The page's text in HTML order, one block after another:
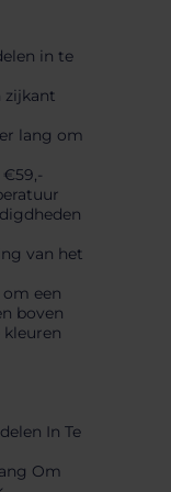
in te
zijkant
lang om
van het
een
boven
kleuren
In Te
Om